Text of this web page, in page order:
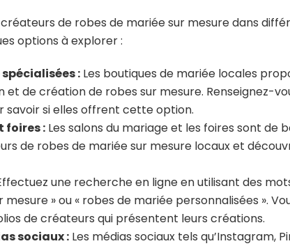
de robes de mariée sur mesure dans
options à explorer :
: Les boutiques de mariée locales
de création de robes sur mesure. Renseignez-
savoir si elles offrent cette option.
foires : Les salons du mariage et les foires sont de
de robes de mariée sur mesure locaux et
une recherche en ligne en utilisant des
» ou « robes de mariée personnalisées ».
de créateurs qui présentent leurs créations.
sociaux : Les médias sociaux tels qu’Instagram,